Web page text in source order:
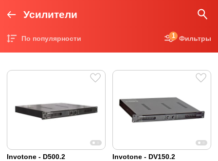
Усилители
По популярности Фильтры
1
Invotone - D500.2
Invotone - DV150.2